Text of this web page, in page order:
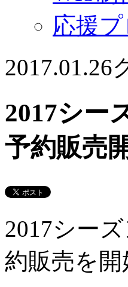
応援
2017.01.26
2017シー
予約販売
2017シー
約販売を